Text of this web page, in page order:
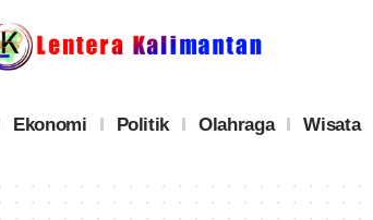
Ekonomi Politik Olahraga Wisata